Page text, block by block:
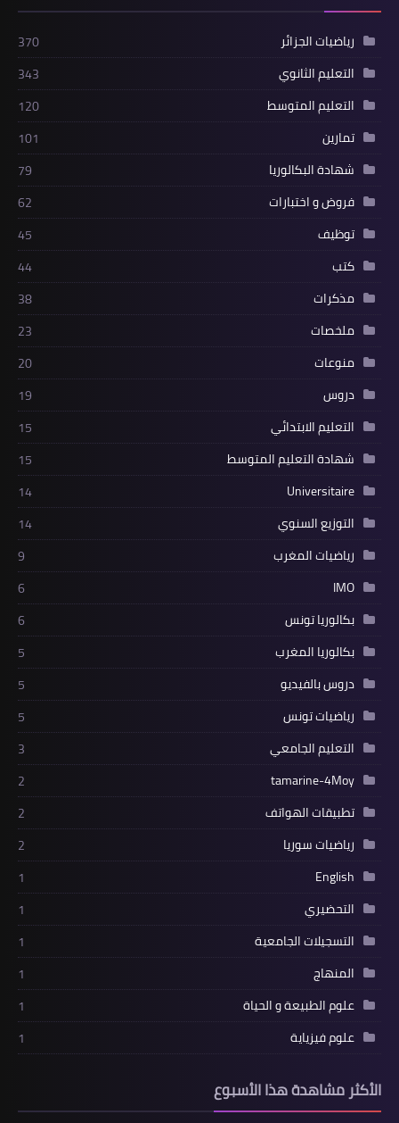
رياضيات الجزائر
370
التعليم الثانوي
343
التعليم المتوسط
120
تمارين
101
شهادة البكالوريا
79
فروض و اختبارات
62
توظيف
45
كتب
44
مذكرات
38
ملخصات
23
منوعات
20
دروس
19
التعليم الابتدائي
15
شهادة التعليم المتوسط
15
Universitaire
14
التوزيع السنوي
14
رياضيات المغرب
9
IMO
6
بكالوريا تونس
6
بكالوريا المغرب
5
دروس بالفيديو
5
رياضيات تونس
5
التعليم الجامعي
3
tamarine-4Moy
2
تطبيقات الهواتف
2
رياضيات سوريا
2
English
1
التحضيري
1
التسجيلات الجامعية
1
المنهاج
1
علوم الطبيعة و الحياة
1
علوم فيزياية
1
الأكثر مشاهدة هذا الأسبوع